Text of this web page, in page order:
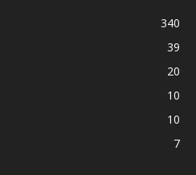
340
39
20
10
10
7